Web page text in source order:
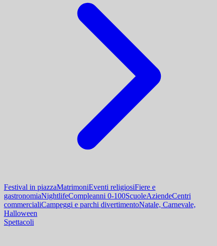
Festival in piazzaMatrimoniEventi religiosiFiere e
gastronomiaNightlifeCompleanni 0-100ScuoleAziendeCentri
commercialiCampeggi e parchi divertimentoNatale, Carnevale,
Halloween
Spettacoli